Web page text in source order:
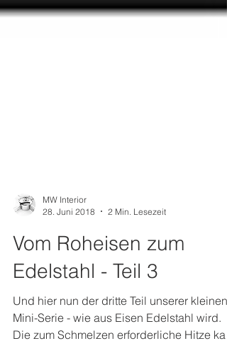
28. Juni 2018
2 Min. Lesezeit
Vom Roheisen zum
Edelstahl - Teil 3
Und hier nun der dritte Teil unserer kleinen